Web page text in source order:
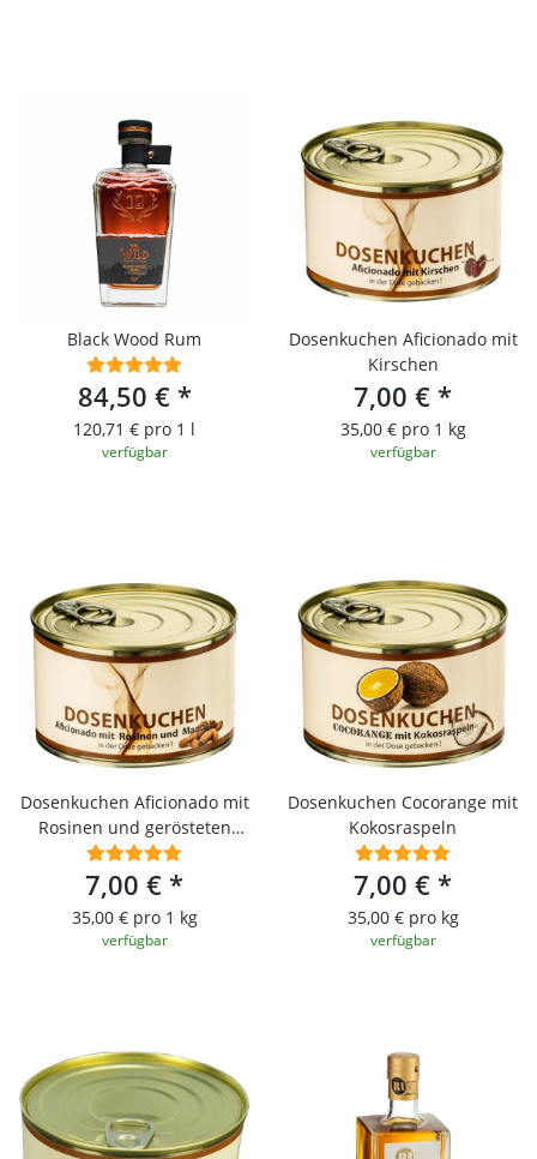
Black Wood Rum
84,50 € *
120,71 € pro 1 l
verfügbar
Dosenkuchen Aficionado mit
Kirschen
7,00 € *
35,00 € pro 1 kg
verfügbar
Dosenkuchen Aficionado mit
Rosinen und gerösteten
Mandeln
7,00 € *
35,00 € pro 1 kg
verfügbar
Dosenkuchen Cocorange mit
Kokosraspeln
7,00 € *
35,00 € pro kg
verfügbar